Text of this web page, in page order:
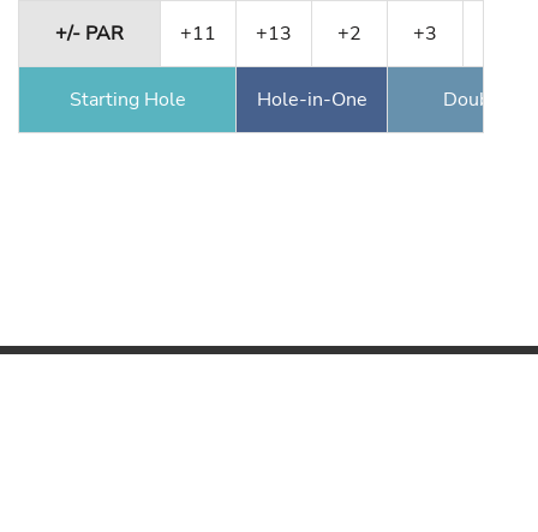
+/- PAR +11 +13 +2 +3
Starting Hole Hole-in-One Double